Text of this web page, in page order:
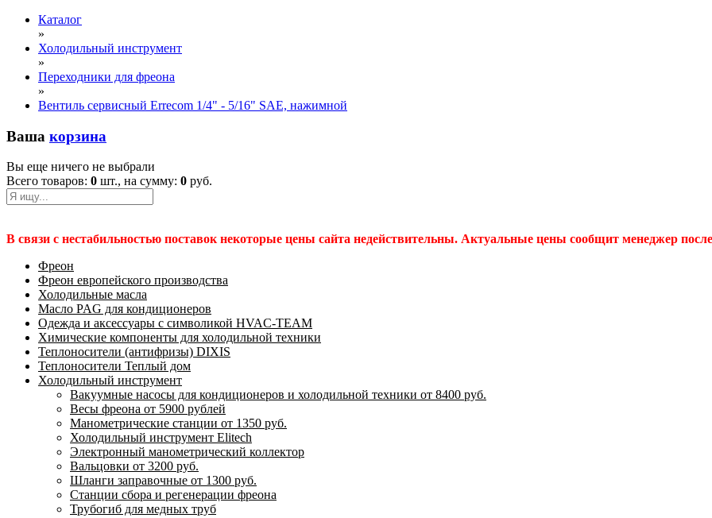
Каталог
»
Холодильный инструмент
»
Переходники для фреона
»
Вентиль сервисный Errecom 1/4" - 5/16" SAE, нажимной
Ваша корзина
Вы еще ничего не выбрали
Всего товаров: 0 шт., на сумму: 0 руб.
В связи с нестабильностью поставок некоторые цены сайта недействительны. Актуальные цены сообщит менеджер
Фреон
Фреон европейского производства
Холодильные масла
Масло PAG для кондиционеров
Одежда и аксессуары с символикой HVAC-TEAM
Химические компоненты для холодильной техники
Теплоносители (антифризы) DIXIS
Теплоносители Теплый дом
Холодильный инструмент
Вакуумные насосы для кондиционеров и холодильной техники от 8400 руб.
Весы фреона от 5900 рублей
Манометрические станции от 1350 руб.
Холодильный инструмент Elitech
Электронный манометрический коллектор
Вальцовки от 3200 руб.
Шланги заправочные от 1300 руб.
Станции сбора и регенерации фреона
Трубогиб для медных труб